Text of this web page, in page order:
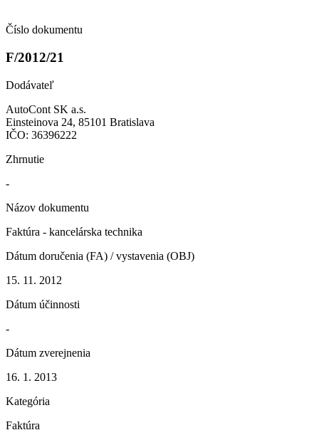
Číslo dokumentu
F/2012/21
Dodávateľ
AutoCont SK a.s.
Einsteinova 24, 85101 Bratislava
IČO: 36396222
Zhrnutie
-
Názov dokumentu
Faktúra - kancelárska technika
Dátum doručenia (FA) / vystavenia (OBJ)
15. 11. 2012
Dátum účinnosti
-
Dátum zverejnenia
16. 1. 2013
Kategória
Faktúra